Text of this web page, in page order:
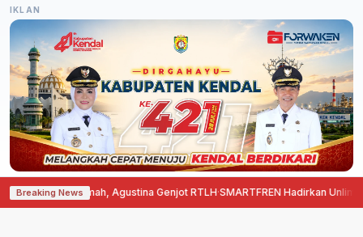
IKLAN
Breaking News
Rumah, Agustina Genjot RTLH·SMARTFREN Hadirkan Unlimited 5G